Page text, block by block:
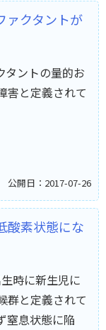
ァクタントが
タントの量的お
害と定義されて
公開日：2017-07-26
酸素状態にな
時に新生児に
群と定義されて
窒息状態に陥